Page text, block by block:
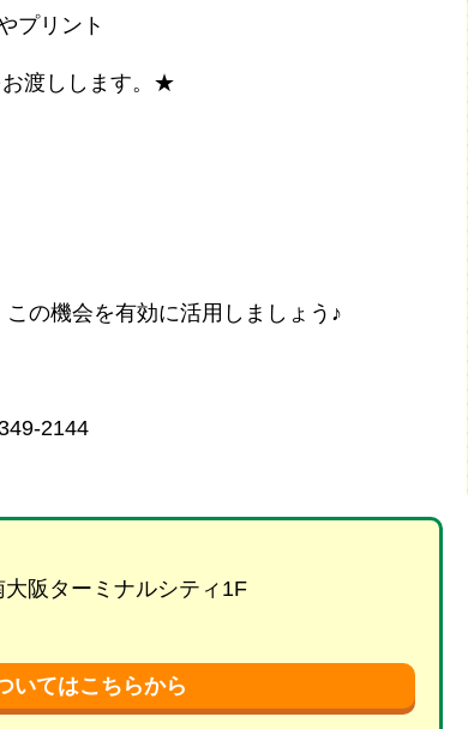
プリント
渡しします。★
の機会を有効に活用しましょう♪
2144
阪ターミナルシティ1F
いてはこちらから